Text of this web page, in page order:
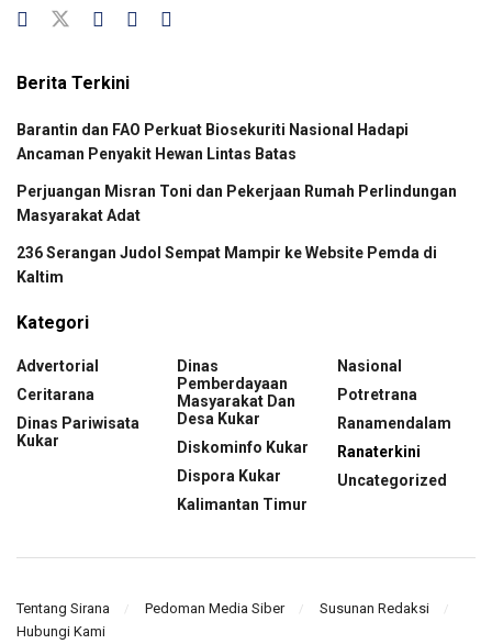
Berita Terkini
Barantin dan FAO Perkuat Biosekuriti Nasional Hadapi
Ancaman Penyakit Hewan Lintas Batas
Perjuangan Misran Toni dan Pekerjaan Rumah Perlindungan
Masyarakat Adat
236 Serangan Judol Sempat Mampir ke Website Pemda di
Kaltim
Kategori
Advertorial
Ceritarana
Dinas Pariwisata
Kukar
Dinas
Pemberdayaan
Masyarakat Dan
Desa Kukar
Diskominfo Kukar
Dispora Kukar
Kalimantan Timur
Nasional
Potretrana
Ranamendalam
Ranaterkini
Uncategorized
Tentang Sirana Pedoman Media Siber
Susunan Redaksi
Hubungi Kami